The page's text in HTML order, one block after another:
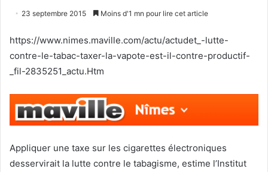
23 septembre 2015 Moins d'1 mn pour lire cet article
https://www.nimes.maville.com/actu/actudet_-lutte-
contre-le-tabac-taxer-la-vapote-est-il-contre-productif-
_fil-2835251_actu.Htm
Appliquer une taxe sur les cigarettes électroniques
desservirait la lutte contre le tabagisme, estime l’Institut